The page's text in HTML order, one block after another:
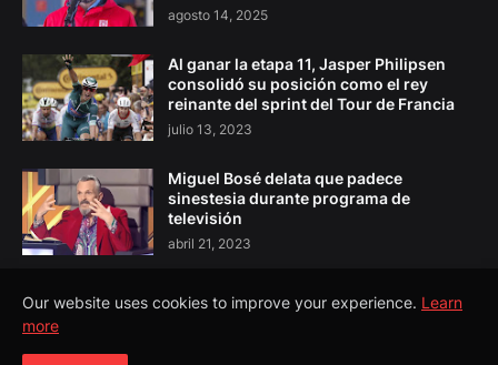
agosto 14, 2025
Al ganar la etapa 11, Jasper Philipsen
consolidó su posición como el rey
reinante del sprint del Tour de Francia
julio 13, 2023
Miguel Bosé delata que padece
sinestesia durante programa de
televisión
abril 21, 2023
Copyright ©
Our website uses cookies to improve your experience. Learn
more